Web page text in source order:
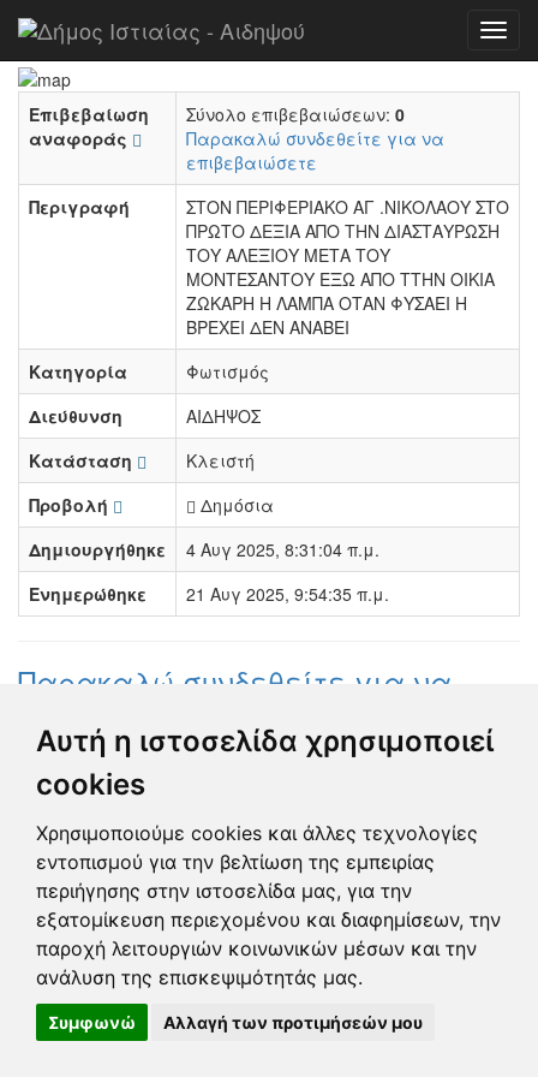
Αυτή η ιστοσελίδα χρησιμοποιεί
cookies
Χρησιμοποιούμε cookies και άλλες τεχνολογίες
εντοπισμού για την βελτίωση της εμπειρίας
περιήγησης στην ιστοσελίδα μας, για την
εξατομίκευση περιεχομένου και διαφημίσεων, την
παροχή λειτουργιών κοινωνικών μέσων και την
ανάλυση της επισκεψιμότητάς μας.
Συμφωνώ Αλλαγή των προτιμήσεών μου
Αρχή Αναφορές ΚΑΜΕΝΗ ΛΑΜΠΑ ΑΙΔΗΨΟΣ
Επιβεβαίωση
αναφοράς
Σύνολο επιβεβαιώσεων: 0
Παρακαλώ συνδεθείτε για να
επιβεβαιώσετε
Περιγραφή
ΣΤΟΝ ΠΕΡΙΦΕΡΙΑΚΟ ΑΓ .ΝΙΚΟΛΑΟΥ ΣΤΟ
ΠΡΩΤΟ ΔΕΞΙΑ ΑΠΟ ΤΗΝ ΔΙΑΣΤΑΥΡΩΣΗ
ΤΟΥ ΑΛΕΞΙΟΥ ΜΕΤΑ ΤΟΥ
ΜΟΝΤΕΣΑΝΤΟΥ ΕΞΩ ΑΠΟ ΤΤΗΝ ΟΙΚΙΑ
ΖΩΚΑΡΗ Η ΛΑΜΠΑ ΟΤΑΝ ΦΥΣΑΕΙ Η
ΒΡΕΧΕΙ ΔΕΝ ΑΝΑΒΕΙ
Κατηγορία
Φωτισμός
Διεύθυνση
ΑΙΔΗΨΟΣ
Κατάσταση
Κλειστή
Προβολή
Δημόσια
Δημιουργήθηκε
4 Αυγ 2025, 8:31:04 π.μ.
Ενημερώθηκε
21 Αυγ 2025, 9:54:35 π.μ.
Παρακαλώ συνδεθείτε για να
Γεωργία Κωνσταντάγκα
(Επόπτης)
Ολοκληρώθηκε η διεκπεραίωση της
αναφοράς από τον Δήμο.
Κλειστή
Developed byTessera